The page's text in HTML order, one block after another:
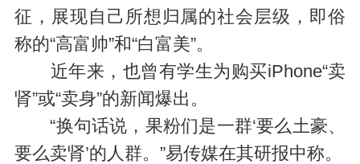
征，展现自己所想归属的社会层级，即俗
称的“高富帅”和“白富美”。
近年来，也曾有学生为购买iPhone“卖
肾”或“卖身”的新闻爆出。
“换句话说，果粉们是一群‘要么土豪、
要么卖肾’的人群。”易传媒在其研报中称。